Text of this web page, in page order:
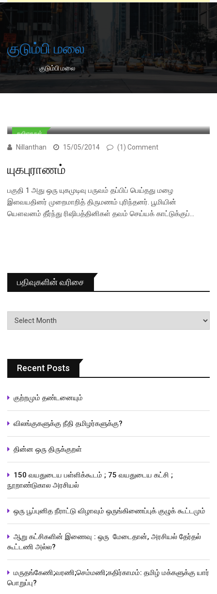
குடும்பி மலை
Home-குடும்பி மலை
கவிதைகள்
Nillanthan 15/05/2014 (1) Comment
யுகபுராணம்
பகுதி 1 அது ஒரு யுகமுடிவு பருவம் தப்பிப் பெய்தது மழை
இளவயதினர் முறைமாறித் திருமணம் புரிந்தனர். பூமியின்
யௌவனம் தீர்ந்து ரிஷிபத்தினிகள் தவம் செய்யக் காட்டுக்குப்…
பதிவுகளின் வரிசை
பதிவுகளின்
வரிசை
Recent Posts
குற்றமும் தண்டனையும்
விலங்குகளுக்கு நீதி தமிழர்களுக்கு?
தின்ன ஒரு திருக்குறள்
150 வயதுடைய பள்ளிக்கூடம் ; 75 வயதுடைய கட்சி ;
நூறாண்டுகால அரசியல்
ஒரு பூப்புனித நீராட்டு விழாவும் ஒருங்கிணைப்புக் குழுக் கூட்டமும்
ஆறு கட்சிகளின் இணைவு : ஒரு மேடைதான், அரசியல் தேர்தல்
கூட்டணி அல்ல?
மருதங்கேணி;வரணி;செம்மணி;கதிர்காமம்: தமிழ் மக்களுக்கு யார்
பொறுப்பு?